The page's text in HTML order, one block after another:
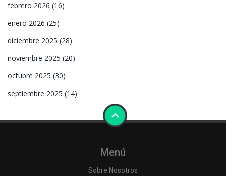
febrero 2026 (16)
enero 2026 (25)
diciembre 2025 (28)
noviembre 2025 (20)
octubre 2025 (30)
septiembre 2025 (14)
Menú
Sobre Nosotros